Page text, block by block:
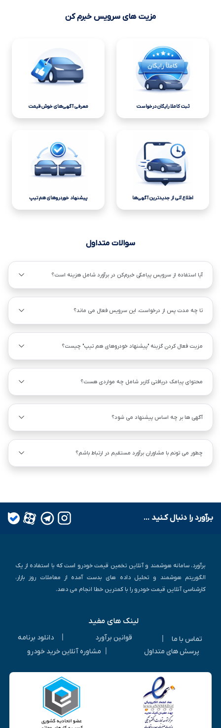
مزیت های سرویس خبرم کن
ثبت کاملا رایگان درخواست معرفی آگهی‌های خوش قیمت
اطلاع آنی از جدیدترین آگهی‌ها پیشنهاد خوردروهای هم تیپ
سوالات متداول
آیا استفاده از سرویس پیامکی خبرم‌کن در برآورد شامل هزینه است؟
تا چه مدت پس از درخواست، این سرویس فعال می ماند؟
مزیت فعال کردن گزینه "پیشنهاد خودروهای هم ‌تیپ" چیست؟
محتوای پیامک دریافتی کاربر شامل چه مواردی هست؟
آگهی ها بر چه اساس پیشنهاد می شود؟
چطور می تونم با مشاوران برآورد مستقیم در ارتباط باشم؟
بـرآورد را دنبال کـنید ...
برآورد، سامانه هوشمند و آنلاین تخمین قیمت خودرو است که با استفاده از یک
الگوریتم هوشمند و تحلیل داده های بدست آمده از معاملات روز بازار،
کارشناسی آنلاین قیمت خودرو را با کمترین خطا انجام می دهد.
لینک های مفید
تماس با ما قوانین برآورد
دانلود برنامه
پرسش های متداول
مشاوره آنلاین خرید خودرو